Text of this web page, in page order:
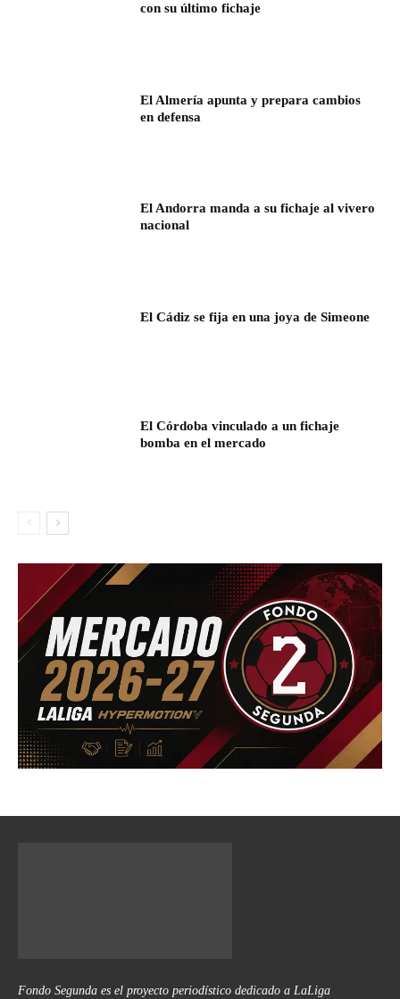
con su último fichaje
El Almería apunta y prepara cambios
en defensa
El Andorra manda a su fichaje al vivero
nacional
El Cádiz se fija en una joya de Simeone
El Córdoba vinculado a un fichaje
bomba en el mercado
Fondo Segunda es el proyecto periodístico dedicado a LaLiga